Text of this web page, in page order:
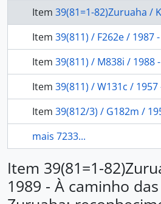
Item 39(81=1-82)Zuruaha / K93a / 1989 - À caminho das malocas Zuruaha:
Item 39(811) / F262e / 1987 -
Item 39(811) / M838i / 1988 - Índios da
Item 39(811) / W131c / 1957 - Uma comunidade
Item 39(812/3) / G182m / 1959 -
mais 7233...
Item 39(81=1-
1989 - À caminho